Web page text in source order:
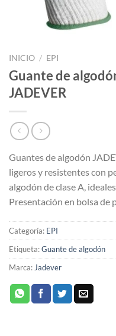
INICIO / EPI
Guante de
JADEVER
Guantes de algodón
ligeros y resistentes con
algodón de clase A,
Presentación en bolsa de
Categoría: EPI
Etiqueta:Guante de algodón
Marca:Jadever